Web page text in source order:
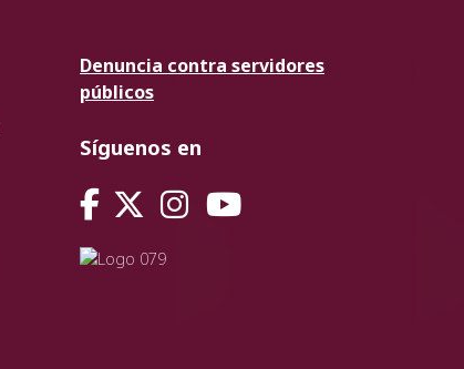
Denuncia contra servidores
públicos
Síguenos en